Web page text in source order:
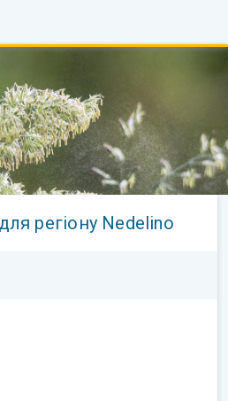
регіону Nedelino